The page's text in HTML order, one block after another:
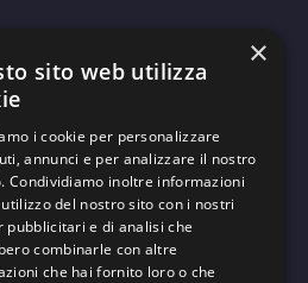
×
sito web utilizza
i cookie per personalizzare
annunci e per analizzare il nostro
Condividiamo inoltre informazioni
del nostro sito con i nostri
pubblicitari e di analisi che
combinarle con altre
che hai fornito loro o che